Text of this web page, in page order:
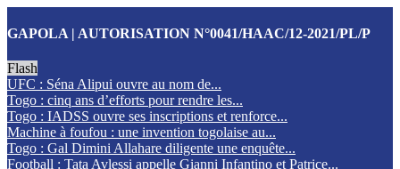
GAPOLA | AUTORISATION N°0041/HAAC/12-2021/PL/P
Flash
UFC : Séna Alipui ouvre au nom de...
Togo : cinq ans d’efforts pour rendre les...
Togo : IADSS ouvre ses inscriptions et renforce...
Machine à foufou : une invention togolaise au...
Togo : Gal Dimini Allahare diligente une enquête...
Football : Tata Avlessi appelle Gianni Infantino et Patrice...